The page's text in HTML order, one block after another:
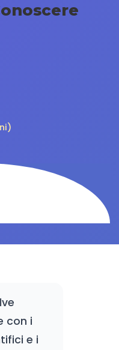
con i
e i